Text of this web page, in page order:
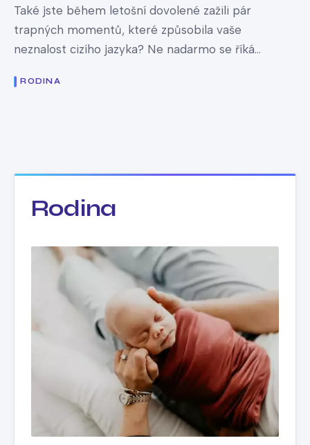
Také jste během letošní dovolené zažili pár
trapných momentů, které způsobila vaše
neznalost cizího jazyka? Ne nadarmo se říká...
RODINA
Rodina